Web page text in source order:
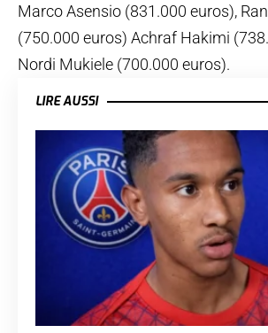
Marco Asensio (831.000 euros),
(750.000 euros) Achraf Hakimi
Nordi Mukiele (700.000 euros).
LIRE AUSSI